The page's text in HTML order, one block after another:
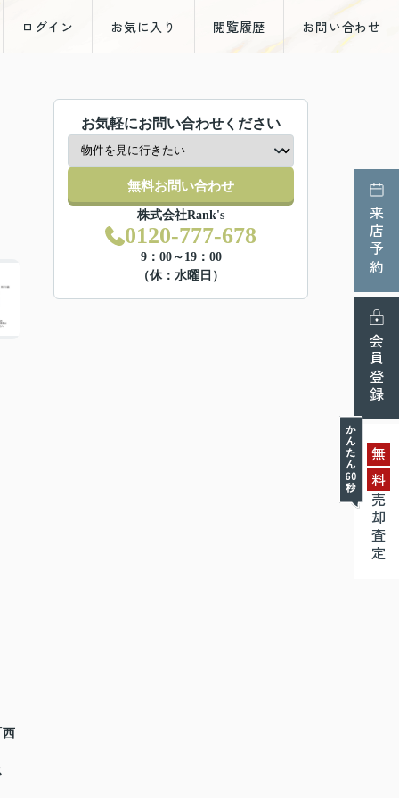
ログイン お気に入り 閲覧履歴 お問い合わせ
来店予約
会員登録
無
料
売却査定
西
お気軽にお問い合わせください
無料お問い合わせ
株式会社Rank's
0120-777-678
9：00～19：00
（休：水曜日）